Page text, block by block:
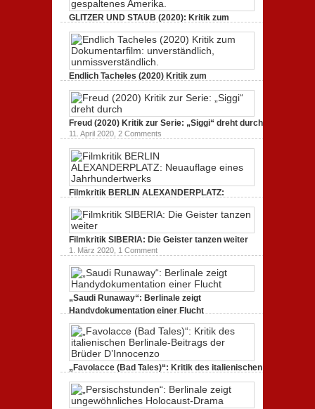
GLITZER UND STAUB (2020): Kritik zum
Dokumentarfilm. Bullenritt durch ein
gespaltenes Amerika.
3. Oktober 2020,2 Comments
Endlich Tacheles (2020) Kritik zum
Dokumentarfilm: unverständlich,
unmissverständlich.
19. Mai 2020,0 Comments
Freud (2020) Kritik zur Serie: „Siggi“ dreht durch
11. April 2020, 2 Comments
Filmkritik BERLIN ALEXANDERPLATZ:
Neuauflage eines Jahrhundertwerks
1. März 2020,2 Comments
Filmkritik SIBERIA: Die Geister tanzen weiter
1. März 2020, 1 Comment
„Saudi Runaway“: Berlinale zeigt
Handydokumentation einer Flucht
„Favolacce (Bad Tales)“: Kritik des italienischen
Berlinale-Beitrags der Brüder D’Innocenzo
25. Februar 2020,2 Comments